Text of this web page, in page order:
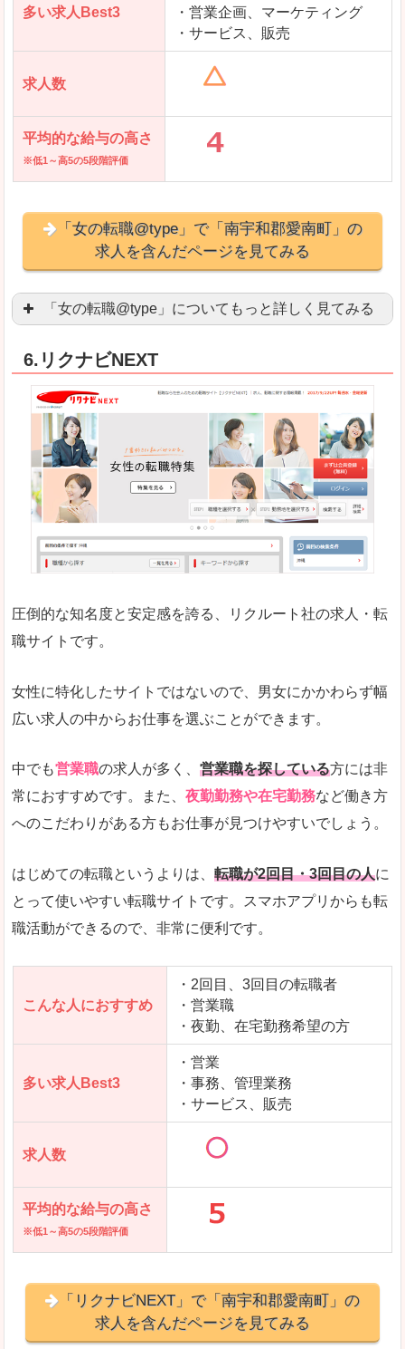
多い求人Best3
・営業企画、マーケティング
・サービス、販売
求人数
平均的な給与の高さ
※低1～高5の5段階評価
「女の転職@type」で「南宇和郡愛南町」の
求人を含んだページを見てみる
「女の転職@type」についてもっと詳しく見てみる
良いところ
正社員求人が約80％、正社員で長く働きたい方に
働く女のワーク＆ライフマガジン「woman type
悪いところ
求人の掲載数が少ないです。
求人の掲載情報の文字が小さめで、少し見づらい
詳しい説明
女性でエンジニア職への転職をお考えの方は、こ
エンジニア職の求人においては、ほかにない専門
求人数が少ないので、逆に探しやすいといった一
求人を含んだページを見てみる
6.リクナビNEXT
圧倒的な知名度と安定感を誇る、リクルート社の求人・転
職サイトです。
女性に特化したサイトではないので、男女にかかわらず幅
広い求人の中からお仕事を選ぶことができます。
中でも営業職の求人が多く、 営業職を探している方には非
常におすすめです。また、 夜勤勤務や在宅勤務など働き方
へのこだわりがある方もお仕事が見つけやすいでしょう。
はじめての転職というよりは、 転職が2回目・3回目の人に
とって使いやすい転職サイトです。スマホアプリからも転
職活動ができるので、非常に便利です。
こんな人におすすめ
・2回目、3回目の転職者
・営業職
・夜勤、在宅勤務希望の方
多い求人Best3
・営業
・事務、管理業務
・サービス、販売
求人数
平均的な給与の高さ
※低1～高5の5段階評価
「リクナビNEXT」で「南宇和郡愛南町」の
求人を含んだページを見てみる